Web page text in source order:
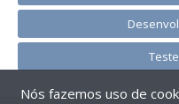
Nós fazemos uso de